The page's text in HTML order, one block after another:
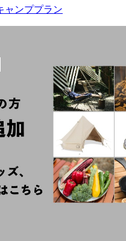
ャンププラン